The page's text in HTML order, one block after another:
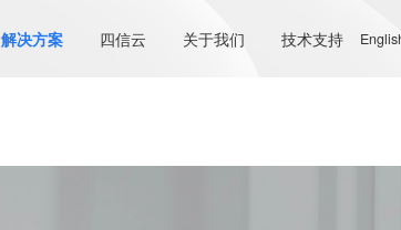
解决方案 四信云 关于我们 技术支持